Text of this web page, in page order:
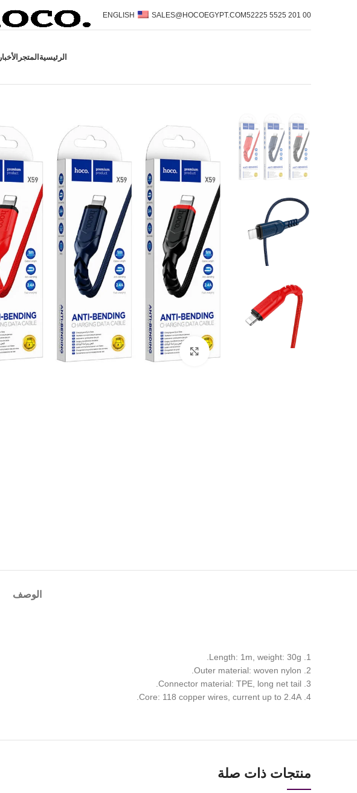
00 201 5525 52225
SALES@HOCOEGYPT.COM
ENGLISH
الرئيسية المتجر الأخبار
Click to enlarge
الوصف
1. Length: 1m, weight: 30g.
2. Outer material: woven nylon.
3. Connector material: TPE, long net tail.
4. Core: 118 copper wires, current up to 2.4A.
منتجات ذات صلة